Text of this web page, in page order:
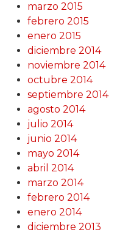
marzo 2015
febrero 2015
enero 2015
diciembre 2014
noviembre 2014
octubre 2014
septiembre 2014
agosto 2014
julio 2014
junio 2014
mayo 2014
abril 2014
marzo 2014
febrero 2014
enero 2014
diciembre 2013